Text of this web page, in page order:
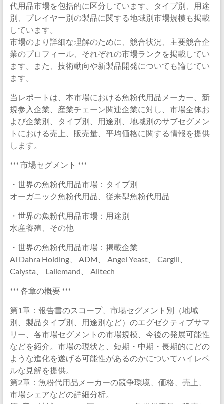
代用品市場を包括的に区分しています。タイプ別、用途
別、プレイヤー別の製品に関する地域別市場規模も掲載
しています。
市場のより詳細な理解のために、競合状況、主要競合企
業のプロフィール、それぞれの市場ランクを掲載してい
ます。また、技術動向や新製品開発についても論じてい
ます。
当レポートは、本市場における魚粉代用品メーカー、新
規参入企業、産業チェーン関連企業に対し、市場全体お
よび企業別、タイプ別、用途別、地域別のサブセグメン
トにおける売上、販売量、平均価格に関する情報を提供
します。
*** 市場セグメント ***
・世界の魚粉代用品市場：タイプ別
オーガニック魚粉代用品、従来型魚粉代用品
・世界の魚粉代用品市場：用途別
水産養殖、その他
・世界の魚粉代用品市場：掲載企業
Al Dahra Holding、 ADM、 Angel Yeast、 Cargill、
Calysta、 Lallemand、 Alltech
*** 各章の概要 ***
第1章：報告書のスコープ、市場セグメント別（地域
別、製品タイプ別、用途別など）のエグゼクティブサマ
リー、各市場セグメントの市場規模、今後の発展可能性
などを紹介。市場の現状と、短期・中期・長期的にどの
ような進化を遂げる可能性があるのかについてハイレベ
ルな見解を提供。
第2章：魚粉代用品メーカーの競争環境、価格、売上、
市場シェアなどの詳細分析。